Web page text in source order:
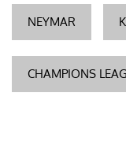
NEYMAR
CHAMPIONS